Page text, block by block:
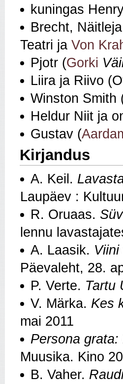
kuningas
Brecht,
Teatri ja Von
Pjotr (Gorki
Liira ja Riivo
Winston Smith
Heldur Niit ja
Gustav (
Kirjandus
A. Keil.
Laupäev :
R. Oruaas.
lennu
A. Laasik.
Päevaleht, 28.
P. Verte. Tartu
V. Märka. Kes
mai 2011
Persona
Muusika. Kino
B. Vaher.